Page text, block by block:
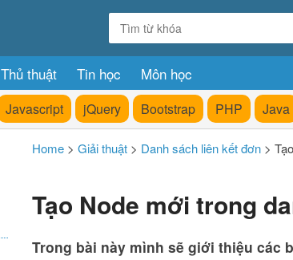
Thủ thuật Tin học Môn học
Javascript jQuery Bootstrap PHP Java
Home > Giải thuật > Danh sách liên kết đơn >
Tạo Node mới trong
Trong bài này mình sẽ giới thiệu các